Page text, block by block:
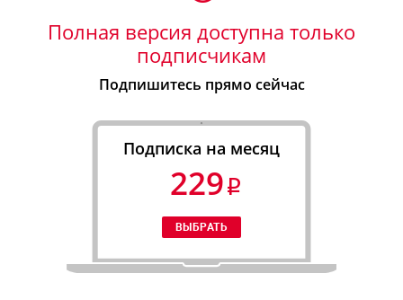
Полная версия доступна только
подписчикам
Подпишитесь прямо сейчас
Подписка на месяц
229